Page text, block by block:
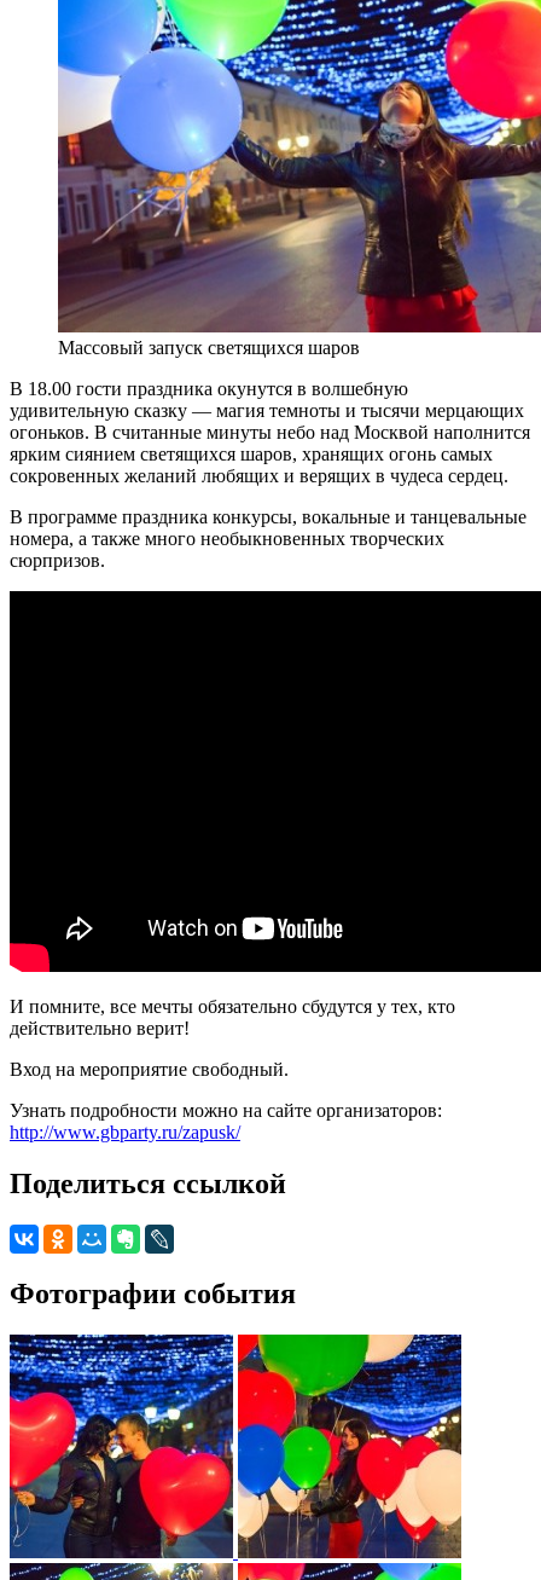
Массовый запуск светящихся шаров
В 18.00 гости праздника окунутся в волшебную
удивительную сказку — магия темноты и тысячи мерцающих
огоньков. В считанные минуты небо над Москвой наполнится
ярким сиянием светящихся шаров, хранящих огонь самых
сокровенных желаний любящих и верящих в чудеса сердец.
В программе праздника конкурсы, вокальные и танцевальные
номера, а также много необыкновенных творческих
сюрпризов.
И помните, все мечты обязательно сбудутся у тех, кто
действительно верит!
Вход на мероприятие свободный.
Узнать подробности можно на сайте организаторов:
http://www.gbparty.ru/zapusk/
Поделиться ссылкой
Фотографии события